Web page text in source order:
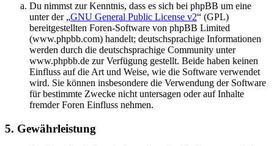
Du nimmst zur Kenntnis, dass es sich bei phpBB um eine
unter der „GNU General Public License v2“ (GPL)
bereitgestellten Foren-Software von phpBB Limited
(www.phpbb.com) handelt; deutschsprachige Informationen
werden durch die deutschsprachige Community unter
www.phpbb.de zur Verfügung gestellt. Beide haben keinen
Einfluss auf die Art und Weise, wie die Software verwendet
wird. Sie können insbesondere die Verwendung der Software
für bestimmte Zwecke nicht untersagen oder auf Inhalte
fremder Foren Einfluss nehmen.
5. Gewährleistung